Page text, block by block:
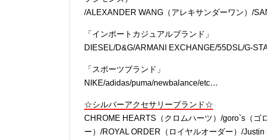
Martin Margiela（マルタンマルジェラ）/DIOR
/ALEXANDER WANG（アレキサンダーワン）/
DIESEL/D&G/ARMANI EXCHANGE/55DSL/G-
NIKE/adidas/puma/newbalance/etc…
☆シルバーアクセサリーブランド☆